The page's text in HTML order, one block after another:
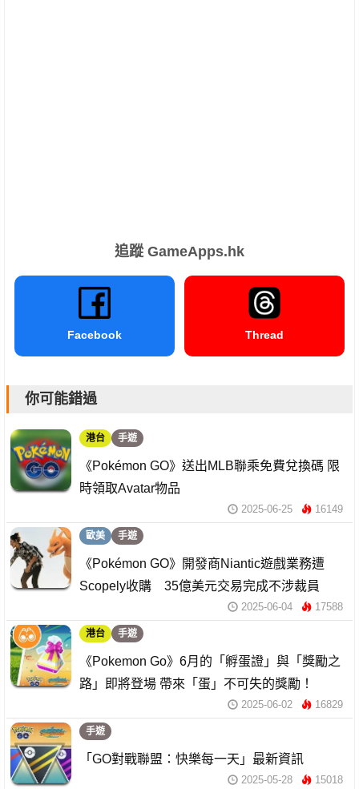
追蹤 GameApps.hk
Facebook Thread
你可能錯過
港台 手遊
《Pokémon GO》送出MLB聯乘免費兌換碼 限
時領取Avatar物品
2025-06-25 16149
歐美 手遊
《Pokémon GO》開發商Niantic遊戲業務遭
Scopely收購 35億美元交易完成不涉裁員
2025-06-04 17588
港台 手遊
《Pokemon Go》6月的「孵蛋證」與「獎勵之
路」即將登場 帶來「蛋」不可失的獎勵！
2025-06-02 16829
手遊
「GO對戰聯盟：快樂每一天」最新資訊
2025-05-28 15018